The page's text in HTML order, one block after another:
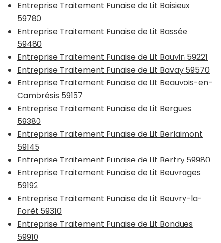
Entreprise Traitement Punaise de Lit Baisieux
59780
Entreprise Traitement Punaise de Lit Bassée
59480
Entreprise Traitement Punaise de Lit Bauvin 59221
Entreprise Traitement Punaise de Lit Bavay 59570
Entreprise Traitement Punaise de Lit Beauvois-en-
Cambrésis 59157
Entreprise Traitement Punaise de Lit Bergues
59380
Entreprise Traitement Punaise de Lit Berlaimont
59145
Entreprise Traitement Punaise de Lit Bertry 59980
Entreprise Traitement Punaise de Lit Beuvrages
59192
Entreprise Traitement Punaise de Lit Beuvry-la-
Forêt 59310
Entreprise Traitement Punaise de Lit Bondues
59910